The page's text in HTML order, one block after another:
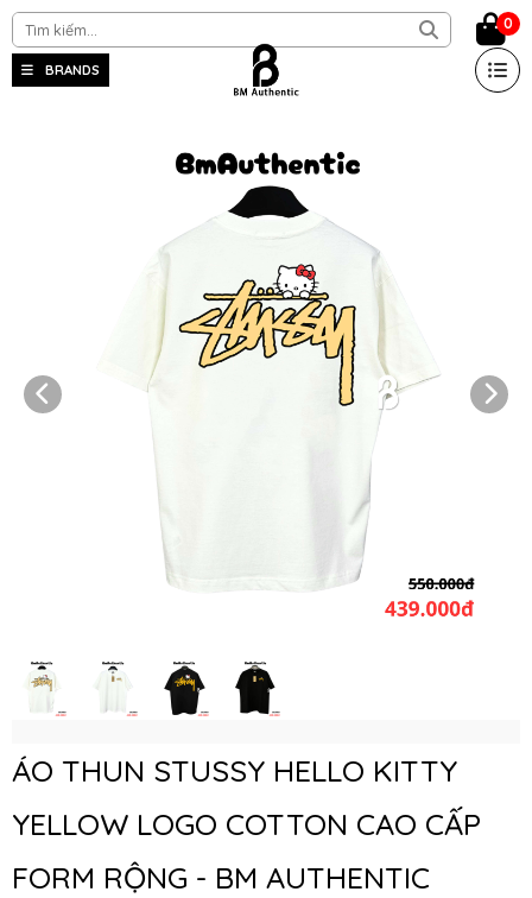
BRANDS
0
ÁO THUN STUSSY HELLO KITTY
YELLOW LOGO COTTON CAO CẤP
FORM RỘNG - BM AUTHENTIC